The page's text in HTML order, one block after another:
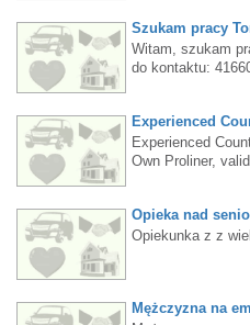
kontakt w
Szukam pracy
Witam, szukam
do kontaktu:
Experienced
Experienced
Own Proliner,
Opieka nad
Opiekunka z z
Mężczyzna na